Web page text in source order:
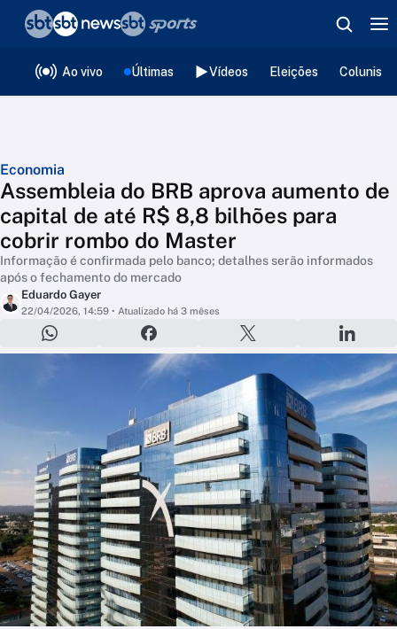
Ao vivo Últimas Vídeos Eleições
Economia
Assembleia do BRB aprova aumento de
capital de até R$ 8,8 bilhões para
cobrir rombo do Master
Informação é confirmada pelo banco; detalhes serão informados
após o fechamento do mercado
Eduardo Gayer
22/04/2026, 14:59 • Atualizado há 3 mêses
❮voltar
Editorias